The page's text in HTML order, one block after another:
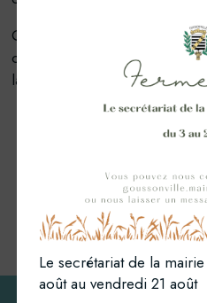
Que vous soyez habitant,
curieux de découvrir
la bienvenue !
Le secrétariat de la
août au vendredi 21 août